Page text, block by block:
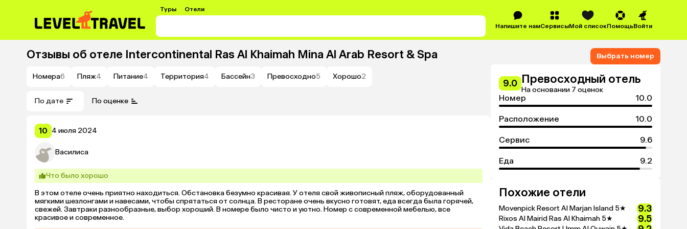
Туры Отели
Напишите намСервисыМой списокПомощьВойти
Отзывы об отеле Intercontinental Ras Al Khaimah Mina Al Arab Resort & Spa
Номера6 Пляж4 Питание4 Территория4 Бассейн3 Превосходно5 Хорошо2
По дате По оценке
10 4 июля 2024
Василиса
Что было хорошо
В этом отеле очень приятно находиться. Обстановка безумно красивая. У отеля свой живописный пляж, оборудованный
мягкими шезлонгами и навесами, чтобы спрятаться от солнца. В ресторане очень вкусно готовят, еда всегда была горячей,
свежей. Завтраки разнообразные, выбор хороший. В номере было чисто и уютно. Номер с современной мебелью, все
красивое и современное.
Выбрать номер
9.0 Превосходный отель
На основании 7 оценок
Номер 10.0
Расположение 10.0
Сервис 9.6
Еда 9.2
Похожие отели
Movenpick Resort Al Marjan Island 5★ 9.3
Rixos Al Mairid Ras Al Khaimah 5★ 9.5